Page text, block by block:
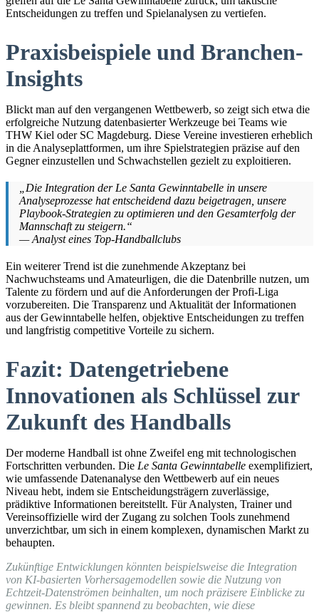
Entscheidungen zu treffen und Spielanalysen zu vertiefen.
Praxisbeispiele und Branchen-
Insights
Blickt man auf den vergangenen Wettbewerb, so zeigt sich etwa die
erfolgreiche Nutzung datenbasierter Werkzeuge bei Teams wie
THW Kiel oder SC Magdeburg. Diese Vereine investieren erheblich
in die Analyseplattformen, um ihre Spielstrategien präzise auf den
Gegner einzustellen und Schwachstellen gezielt zu exploitieren.
„Die Integration der Le Santa Gewinntabelle in unsere
Analyseprozesse hat entscheidend dazu beigetragen, unsere
Playbook-Strategien zu optimieren und den Gesamterfolg der
Mannschaft zu steigern.“
— Analyst eines Top-Handballclubs
Ein weiterer Trend ist die zunehmende Akzeptanz bei
Nachwuchsteams und Amateurligen, die die Datenbrille nutzen, um
Talente zu fördern und auf die Anforderungen der Profi-Liga
vorzubereiten. Die Transparenz und Aktualität der Informationen
aus der Gewinntabelle helfen, objektive Entscheidungen zu treffen
und langfristig competitive Vorteile zu sichern.
Fazit: Datengetriebene
Innovationen als Schlüssel zur
Zukunft des Handballs
Der moderne Handball ist ohne Zweifel eng mit technologischen
Fortschritten verbunden. Die Le Santa Gewinntabelle exemplifiziert,
wie umfassende Datenanalyse den Wettbewerb auf ein neues
Niveau hebt, indem sie Entscheidungsträgern zuverlässige,
prädiktive Informationen bereitstellt. Für Analysten, Trainer und
Vereinsoffizielle wird der Zugang zu solchen Tools zunehmend
unverzichtbar, um sich in einem komplexen, dynamischen Markt zu
behaupten.
Zukünftige Entwicklungen könnten beispielsweise die Integration
von KI-basierten Vorhersagemodellen sowie die Nutzung von
Echtzeit-Datenströmen beinhalten, um noch präzisere Einblicke zu
gewinnen. Es bleibt spannend zu beobachten, wie diese